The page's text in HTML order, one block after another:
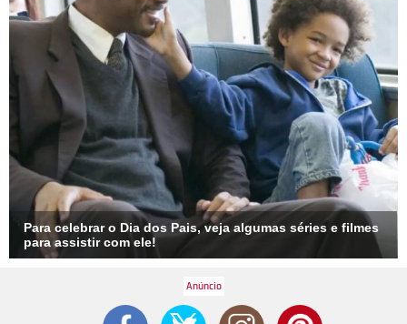
Para celebrar o Dia dos Pais, veja algumas séries e filmes
para assistir com ele!